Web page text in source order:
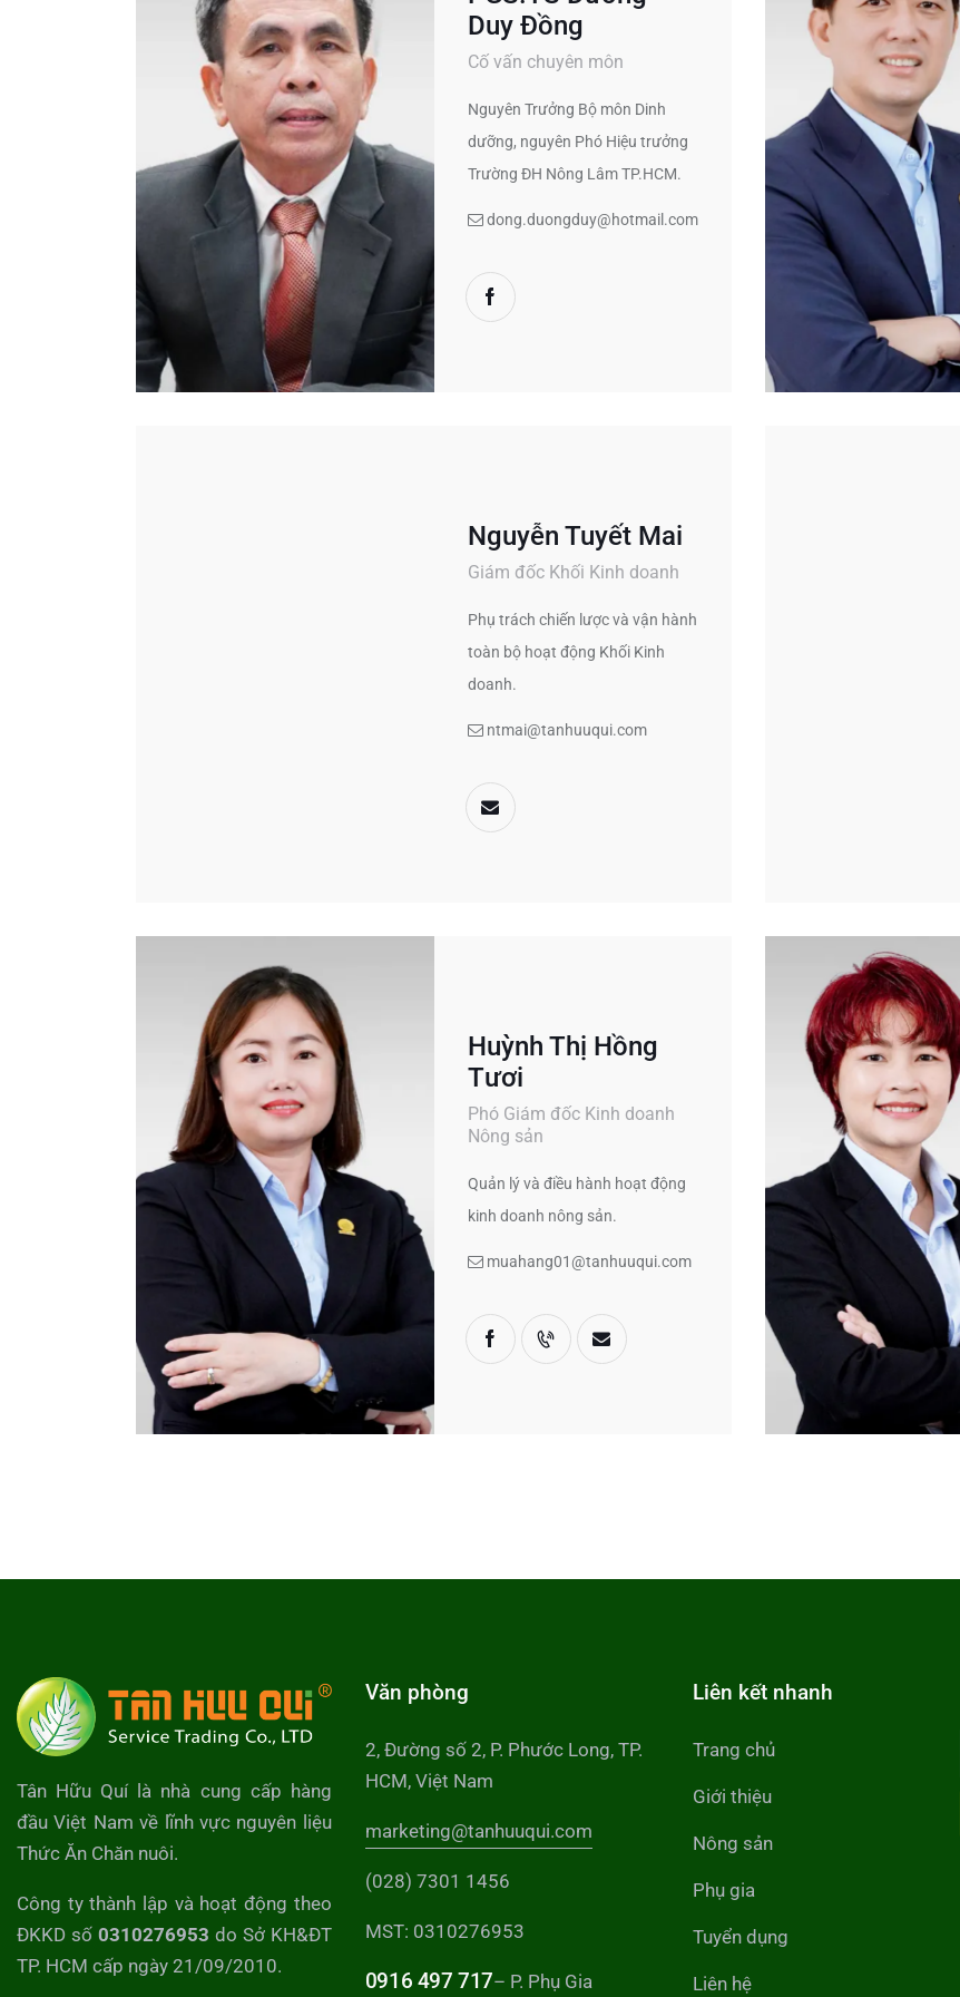
Duy Đồng
Cố vấn chuyên môn
Nguyên Trưởng Bộ môn Dinh
dưỡng, nguyên Phó Hiệu trưởng
Trường ĐH Nông Lâm TP.HCM.
dong.duongduy@hotmail.com
Nguyễn Tuyết Mai
Giám đốc Khối Kinh doanh
Phụ trách chiến lược và vận hành
toàn bộ hoạt động Khối Kinh
doanh.
ntmai@tanhuuqui.com
Huỳnh Thị Hồng
Tươi
Phó Giám đốc Kinh doanh
Nông sản
Quản lý và điều hành hoạt động
kinh doanh nông sản.
muahang01@tanhuuqui.com
Tân Hữu Quí là nhà cung cấp hàng
đầu Việt Nam về lĩnh vực nguyên liệu
Thức Ăn Chăn nuôi.
Công ty thành lập và hoạt động theo
ĐKKD số 0310276953 do Sở KH&ĐT
TP. HCM cấp ngày 21/09/2010.
Văn phòng
2, Đường số 2, P. Phước Long, TP.
HCM, Việt Nam
marketing@tanhuuqui.com
(028) 7301 1456
MST: 0310276953
0916 497 717– P. Phụ Gia
Liên kết nhanh
Trang chủ
Giới thiệu
Nông sản
Phụ gia
Tuyển dụng
Liên hệ